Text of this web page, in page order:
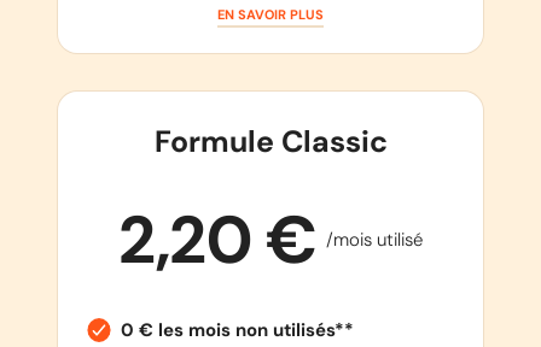
EN SAVOIR PLUS
Formule Classic
2,20 € /mois utilisé
0 € les mois non utilisés**